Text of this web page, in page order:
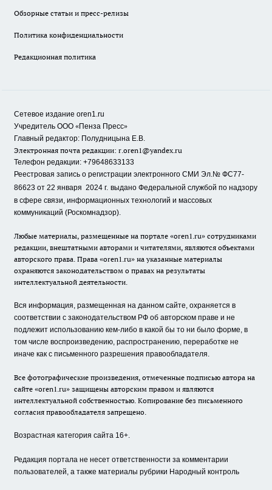
Обзорные статьи и пресс-релизы
Политика конфиденциальности
Редакционная политика
Сетевое издание oren1.ru
Учредитель ООО «Пенза Пресс»
Главный редактор: Полудницына Е.В.
Электронная почта редакции: r.oren1@yandex.ru
Телефон редакции: +79648633133
Реестровая запись о регистрации электронного СМИ Эл.№ ФС77-
86623 от 22 января 2024 г. выдано Федеральной службой по надзору
в сфере связи, информационных технологий и массовых
коммуникаций (Роскомнадзор).
Любые материалы, размещенные на портале «oren1.ru» сотрудниками
редакции, внештатными авторами и читателями, являются объектами
авторского права. Права «oren1.ru» на указанные материалы
охраняются законодательством о правах на результаты
интеллектуальной деятельности.
Вся информация, размещенная на данном сайте, охраняется в
соответствии с законодательством РФ об авторском праве и не
подлежит использованию кем-либо в какой бы то ни было форме, в
том числе воспроизведению, распространению, переработке не
иначе как с письменного разрешения правообладателя.
Все фотографические произведения, отмеченные подписью автора на
сайте «oren1.ru» защищены авторским правом и являются
интеллектуальной собственностью. Копирование без письменного
согласия правообладателя запрещено.
Возрастная категория сайта 16+.
Редакция портала не несет ответственности за комментарии
пользователей, а также материалы рубрики Народный контроль